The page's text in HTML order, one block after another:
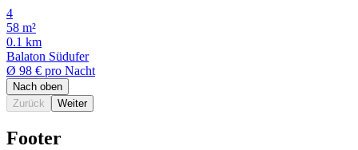
4
58 m²
0.1 km
Balaton Südufer
Ø 98 € pro Nacht
Nach oben
Zurück
Weiter
Footer